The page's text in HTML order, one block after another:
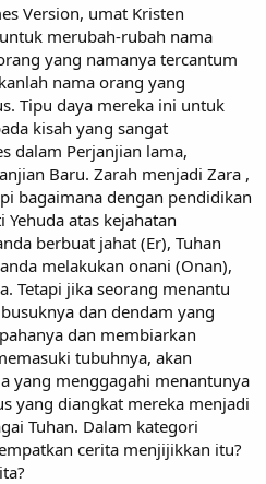
Version, umat Kristen
merubah-rubah nama
yang namanya tercantum
nama orang yang
Tipu daya mereka ini untuk
kisah yang sangat
dalam Perjanjian lama,
Baru. Zarah menjadi Zara ,
bagaimana dengan pendidikan
atas kejahatan
berbuat jahat (Er), Tuhan
melakukan onani (Onan),
Tetapi jika seorang menantu
dan dendam yang
dan membiarkan
tubuhnya, akan
yang menggagahi menantunya
yang diangkat mereka menjadi
Tuhan. Dalam kategori
cerita menjijikkan itu?